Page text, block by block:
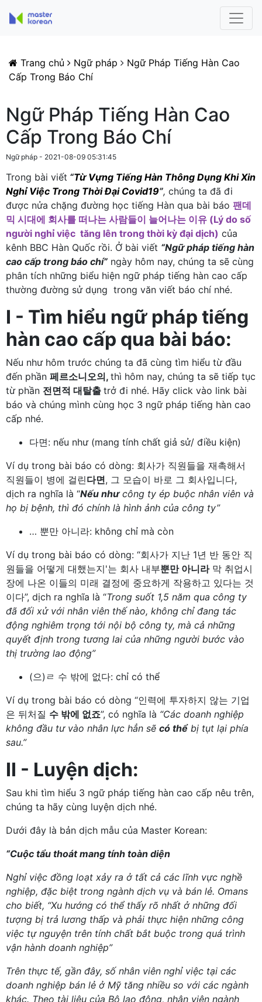
Trang chủ Ngữ pháp
Ngữ Pháp Tiếng Hàn Cao
Cấp Trong Báo Chí
Ngữ Pháp Tiếng Hàn Cao
Cấp Trong Báo Chí
Ngữ pháp - 2021-08-09 05:31:45
Trong bài viết “Từ Vựng Tiếng Hàn Thông Dụng Khi Xin
Nghỉ Việc Trong Thời Đại Covid19”, chúng ta đã đi
được nửa chặng đường học tiếng Hàn qua bài báo 팬데
믹 시대에 회사를 떠나는 사람들이 늘어나는 이유 (Lý do số
người nghỉ việc tăng lên trong thời kỳ đại dịch) của
kênh BBC Hàn Quốc rồi. Ở bài viết “Ngữ pháp tiếng hàn
cao cấp trong báo chí” ngày hôm nay, chúng ta sẽ cùng
phân tích những biểu hiện ngữ pháp tiếng hàn cao cấp
thường đường sử dụng trong văn viết báo chí nhé.
I - Tìm hiểu ngữ pháp tiếng
hàn cao cấp qua bài báo:
Nếu như hôm trước chúng ta đã cùng tìm hiểu từ đầu
đến phần 페르소니오의, thì hôm nay, chúng ta sẽ tiếp tục
từ phần 전면적 대탈출 trở đi nhé. Hãy click vào link bài
báo và chúng mình cùng học 3 ngữ pháp tiếng hàn cao
cấp nhé.
다면: nếu như (mang tính chất giả sử/ điều kiện)
Ví dụ trong bài báo có dòng: 회사가 직원들을 재촉해서
직원들이 병에 걸린다면, 그 모습이 바로 그 회사입니다,
dịch ra nghĩa là “Nếu nhưcông ty ép buộc nhân viên và
họ bị bệnh, thì đó chính là hình ảnh của công ty”
… 뿐만 아니라: không chỉ mà còn
Ví dụ trong bài báo có dòng: “회사가 지난 1년 반 동안 직
원들을 어떻게 대했는지'는 회사 내부뿐만 아니라막 취업시
장에 나온 이들의 미래 결정에 중요하게 작용하고 있다는 것
이다”, dịch ra nghĩa là “Trong suốt 1,5 năm qua công ty
đã đối xử với nhân viên thế nào, không chỉ đang tác
động nghiêm trọng tới nội bộ công ty, mà cả những
quyết định trong tương lai của những người bước vào
thị trường lao động”
(으)ㄹ 수 밖에 없다: chỉ có thể
Ví dụ trong bài báo có dòng “인력에 투자하지 않는 기업
은 뒤처질 수 밖에 없죠”, có nghĩa là “Các doanh nghiệp
không đầu tư vào nhân lực hẳn sẽ có thểbị tụt lại phía
sau.”
II - Luyện dịch:
Sau khi tìm hiểu 3 ngữ pháp tiếng hàn cao cấp nêu trên,
chúng ta hãy cùng luyện dịch nhé.
Dưới đây là bản dịch mẫu của Master Korean:
“Cuộc tẩu thoát mang tính toàn diện
Nghỉ việc đồng loạt xảy ra ở tất cả các lĩnh vực nghề
nghiệp, đặc biệt trong ngành dịch vụ và bán lẻ. Omans
cho biết, “Xu hướng có thể thấy rõ nhất ở những đối
tượng bị trả lương thấp và phải thực hiện những công
việc tự nguyện trên tính chất bắt buộc trong quá trình
vận hành doanh nghiệp”
Trên thực tế, gần đây, số nhân viên nghỉ việc tại các
doanh nghiệp bán lẻ ở Mỹ tăng nhiều so với các ngành
khác. Theo tài liệu của Bộ lao động, nhân viên ngành